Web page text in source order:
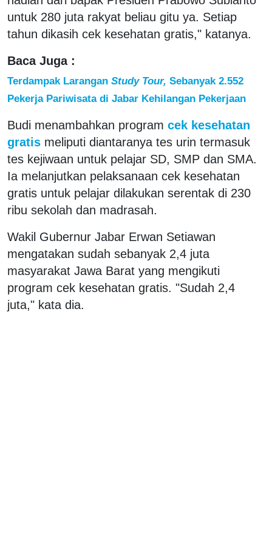
untuk 280 juta rakyat beliau gitu ya. Setiap
tahun dikasih cek kesehatan gratis," katanya.
Baca Juga :
Terdampak Larangan Study Tour, Sebanyak 2.552
Pekerja Pariwisata di Jabar Kehilangan Pekerjaan
Budi menambahkan program cek kesehatan
gratis meliputi diantaranya tes urin termasuk
tes kejiwaan untuk pelajar SD, SMP dan SMA.
Ia melanjutkan pelaksanaan cek kesehatan
gratis untuk pelajar dilakukan serentak di 230
ribu sekolah dan madrasah.
Wakil Gubernur Jabar Erwan Setiawan
mengatakan sudah sebanyak 2,4 juta
masyarakat Jawa Barat yang mengikuti
program cek kesehatan gratis. "Sudah 2,4
juta," kata dia.